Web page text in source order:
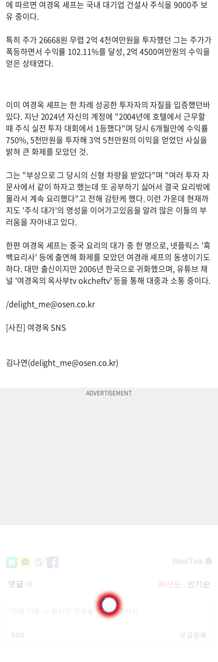
에 따르면 여경옥 셰프는 국내 대기업 건설사 주식을 9000주 보
유 중이다.
특히 주가 26668원 무렵 2억 4천여만원을 투자했던 그는 주가가
폭등하면서 수익률 102.11%를 달성, 2억 4500여만원의 수익을
얻은 상태였다.
이미 여경옥 셰프는 한 차례 성공한 투자자의 자질을 입증했던바
있다. 지난 2024년 자신의 계정에 "2004년에 호텔에서 근무할
때 주식 실전 투자 대회에서 1등했다"며 당시 6개월만에 수익률
750%, 5천만원을 투자해 3억 5천만원의 이익을 얻었던 사실을
밝혀 큰 화제를 모았던 것.
그는 "부상으로 그 당시의 신형 차량을 받았다"며 "여러 투자 자
문사에서 같이 하자고 했는데 또 공부하기 싫어서 결국 요리밖에
몰라서 계속 요리했다"고 전해 감탄케 했다. 이런 가운데 현재까
지도 '주식 대가'의 명성을 이어가고있음을 알려 많은 이들의 부
러움을 자아내고 있다.
한편 여경옥 셰프는 중국 요리의 대가 중 한 명으로, 넷플릭스 '흑
백요리사' 등에 출연해 화제를 모았던 여경래 셰프의 동생이기도
하다. 대만 출신이지만 2006년 한국으로 귀화했으며, 유튜브 채
널 '여경옥의 옥사부tv okcheftv' 등을 통해 대중과 소통 중이다.
/delight_me@osen.co.kr
[사진] 여경옥 SNS
김나연(delight_me@osen.co.kr)